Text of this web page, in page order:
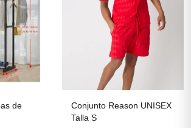
de
Conjunto Reason UNISEX
Talla S